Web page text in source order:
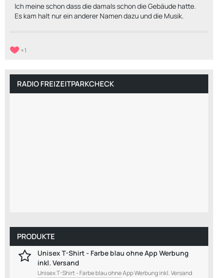
Ich meine schon dass die damals schon die Gebäude hatte.
Es kam halt nur ein anderer Namen dazu und die Musik.
1
RADIO FREIZEITPARKCHECK
PRODUKTE
Unisex T-Shirt - Farbe blau ohne App Werbung
inkl. Versand
Unisex T-Shirt - Farbe blau ohne App Werbung inkl. Versand